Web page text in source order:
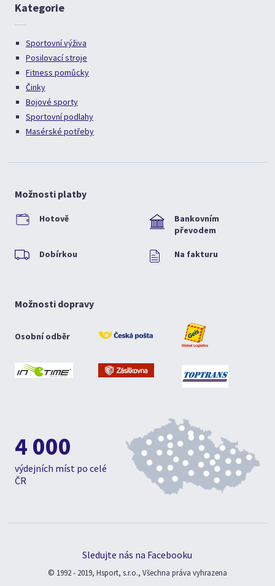
Kategorie
Sportovní výživa
Posilovací stroje
Fitness pomůcky
Činky
Bojové sporty
Sportovní podlahy
Masérské potřeby
Možnosti platby
Hotově
Bankovním
převodem
Dobírkou Na fakturu
Možnosti dopravy
Osobní odběr
4 000
výdejních míst po celé
ČR
Sledujte nás na Facebooku
© 1992 - 2019, Hsport, s.r.o., Všechna práva vyhrazena